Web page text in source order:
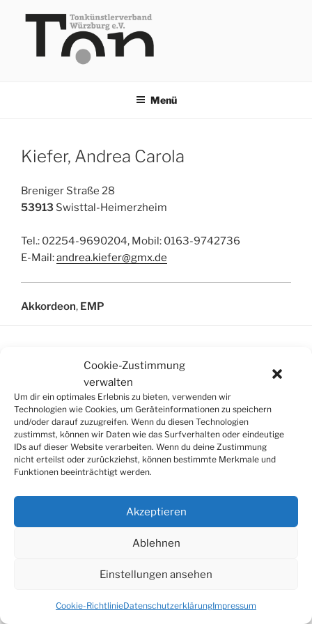
Cookie-Zustimmung
verwalten
Um dir ein optimales Erlebnis zu bieten, verwenden wir
Technologien wie Cookies, um Geräteinformationen zu speichern
und/oder darauf zuzugreifen. Wenn du diesen Technologien
zustimmst, können wir Daten wie das Surfverhalten oder eindeutige
IDs auf dieser Website verarbeiten. Wenn du deine Zustimmung
nicht erteilst oder zurückziehst, können bestimmte Merkmale und
Funktionen beeinträchtigt werden.
Akzeptieren
Ablehnen
Einstellungen ansehen
Cookie-RichtlinieDatenschutzerklärungImpressum
Inhalt
Menü
Kiefer, Andrea Carola
Breniger Straße 28
53913 Swisttal-Heimerzheim
Tel.: 02254-9690204, Mobil: 0163-9742736
E-Mail:andrea.kiefer@gmx.de
Akkordeon, EMP
Suchen
nach: